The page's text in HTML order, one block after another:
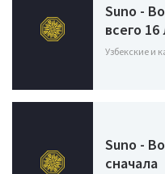
Suno -
всего 16
Узбекские и
Suno -
сначала